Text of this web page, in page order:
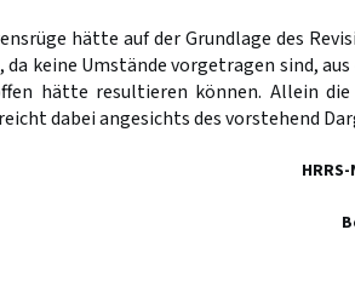
hätte auf der Grundlage des
da keine Umstände vorgetragen sind,
hätte resultieren können. Allein
dabei angesichts des vorstehend